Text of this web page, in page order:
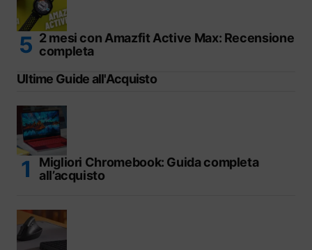
2 mesi con Amazfit Active Max: Recensione
completa
Ultime Guide all'Acquisto
Migliori Chromebook: Guida completa
all’acquisto